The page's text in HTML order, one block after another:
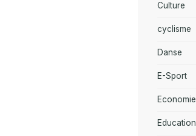
Culture
cyclisme
Danse
E-Sport
Economie
Education